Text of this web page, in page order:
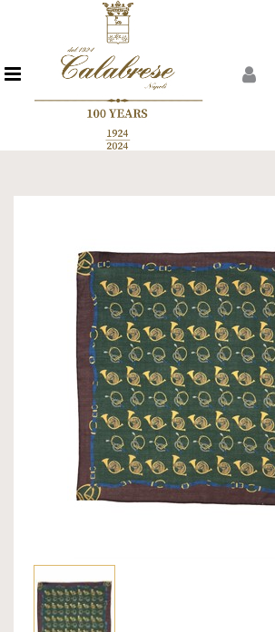
Open menu